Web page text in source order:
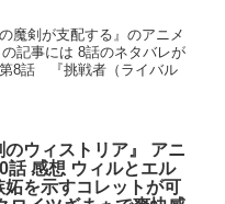
魔剣が支配する』のアニメ
記事には 8話のネタバレが
8話 『挑戦者（ライバル
のウィストリア』 アニ
話 感想 ウィルとエル
妬を示すコレットが可